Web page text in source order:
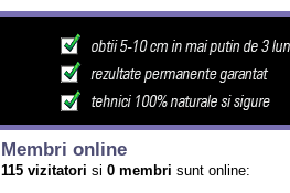
Membri online
115 vizitatori si 0 membri sunt online: